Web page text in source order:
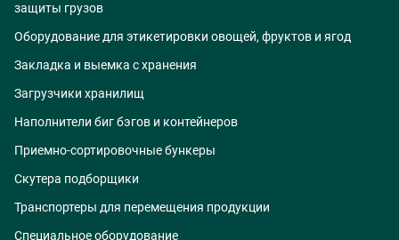
защиты грузов
Оборудование для этикетировки овощей, фруктов и ягод
Закладка и выемка с хранения
Загрузчики хранилищ
Наполнители биг бэгов и контейнеров
Приемно-сортировочные бункеры
Скутера подборщики
Транспортеры для перемещения продукции
Специальное оборудование